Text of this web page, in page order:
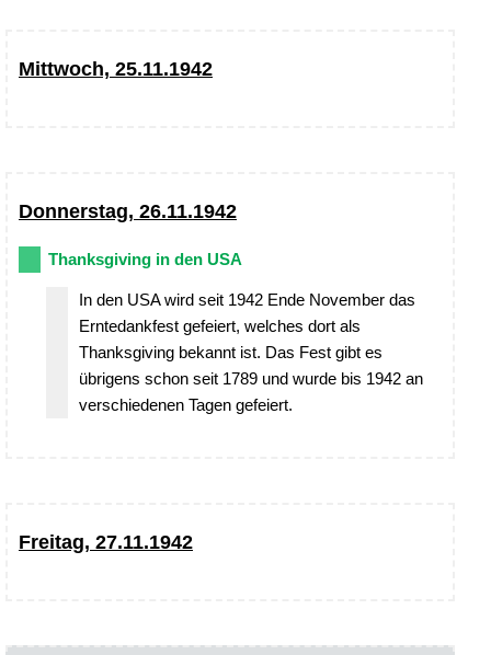
Mittwoch, 25.11.1942
Donnerstag, 26.11.1942
Thanksgiving in den USA
In den USA wird seit 1942 Ende November das
Erntedankfest gefeiert, welches dort als
Thanksgiving bekannt ist. Das Fest gibt es
übrigens schon seit 1789 und wurde bis 1942 an
verschiedenen Tagen gefeiert.
Freitag, 27.11.1942